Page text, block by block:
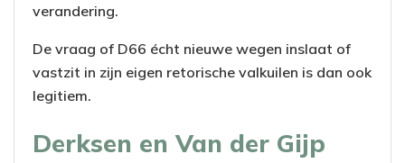
verandering.
De vraag of D66 écht nieuwe wegen inslaat of
vastzit in zijn eigen retorische valkuilen is dan ook
legitiem.
Derksen en Van der Gijp